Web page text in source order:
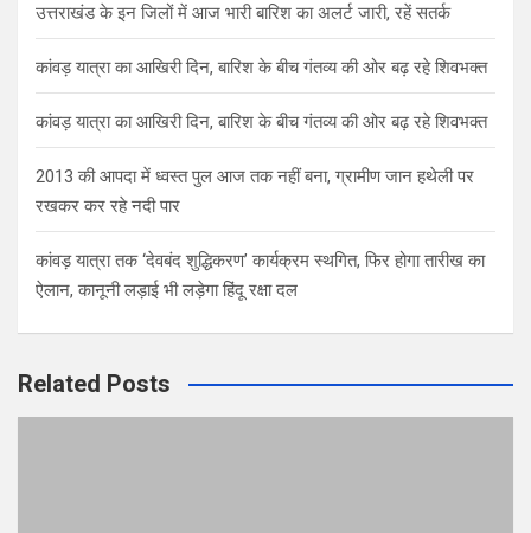
उत्तराखंड के इन जिलों में आज भारी बारिश का अलर्ट जारी, रहें सतर्क
कांवड़ यात्रा का आखिरी दिन, बारिश के बीच गंतव्य की ओर बढ़ रहे शिवभक्त
कांवड़ यात्रा का आखिरी दिन, बारिश के बीच गंतव्य की ओर बढ़ रहे शिवभक्त
2013 की आपदा में ध्वस्त पुल आज तक नहीं बना, ग्रामीण जान हथेली पर
रखकर कर रहे नदी पार
कांवड़ यात्रा तक ‘देवबंद शुद्धिकरण’ कार्यक्रम स्थगित, फिर होगा तारीख का
ऐलान, कानूनी लड़ाई भी लड़ेगा हिंदू रक्षा दल
Related Posts